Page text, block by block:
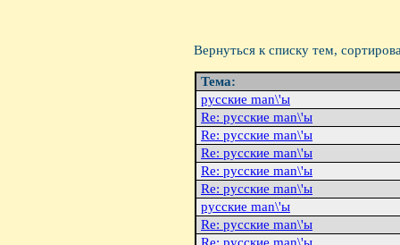
Вернуться к списку тем,
Тема:
русские man\'ы
Re: русские man\'ы
Re: русские man\'ы
Re: русские man\'ы
Re: русские man\'ы
Re: русские man\'ы
русские man\'ы
Re: русские man\'ы